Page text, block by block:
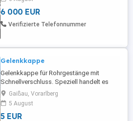
Volvo Penta AQ130A, 100 Antrieb, 130Ps
Treibstofftank ca.: 80l Das Boot wurde
neu aufgebaut. Innenausbau, Boden,
6 000 EUR
Verifizierte Telefonnummer
Gelenkkappe
Gelenkkappe für Rohrgestänge mit
Schnellverschluss. Speziell handelt es
sich hier um das Endstück eines
Verdeckrohrs, das direkt in das
Gegenstück (den Decksbeschlag aus
deinem zweiten Bild) greift.
Gaißau, Vorarlberg
5 August
5 EUR